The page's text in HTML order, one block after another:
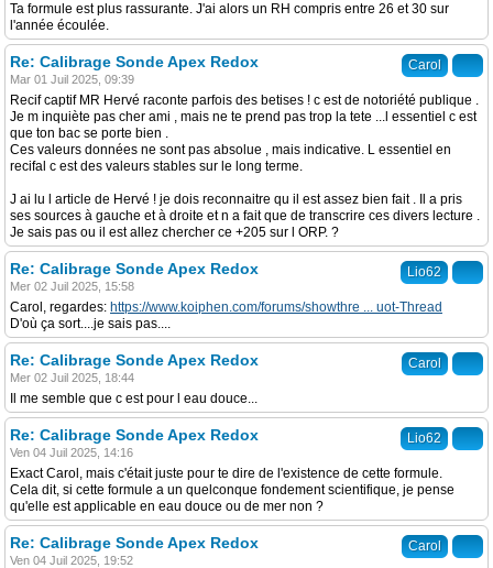
Ta formule est plus rassurante. J'ai alors un RH compris entre 26 et 30 sur
l'année écoulée.
Carol
Re: Calibrage Sonde Apex Redox
Mar 01 Juil 2025, 09:39
Recif captif MR Hervé raconte parfois des betises ! c est de notoriété publique .
Je m inquiète pas cher ami , mais ne te prend pas trop la tete ...l essentiel c est
que ton bac se porte bien .
Ces valeurs données ne sont pas absolue , mais indicative. L essentiel en
recifal c est des valeurs stables sur le long terme.
J ai lu l article de Hervé ! je dois reconnaitre qu il est assez bien fait . Il a pris
ses sources à gauche et à droite et n a fait que de transcrire ces divers lecture .
Je sais pas ou il est allez chercher ce +205 sur l ORP. ?
Lio62
Re: Calibrage Sonde Apex Redox
Mer 02 Juil 2025, 15:58
Carol, regardes: https://www.koiphen.com/forums/showthre ... uot-Thread
D'où ça sort....je sais pas....
Carol
Re: Calibrage Sonde Apex Redox
Mer 02 Juil 2025, 18:44
Il me semble que c est pour l eau douce...
Lio62
Re: Calibrage Sonde Apex Redox
Ven 04 Juil 2025, 14:16
Exact Carol, mais c'était juste pour te dire de l'existence de cette formule.
Cela dit, si cette formule a un quelconque fondement scientifique, je pense
qu'elle est applicable en eau douce ou de mer non ?
Carol
Re: Calibrage Sonde Apex Redox
Ven 04 Juil 2025, 19:52